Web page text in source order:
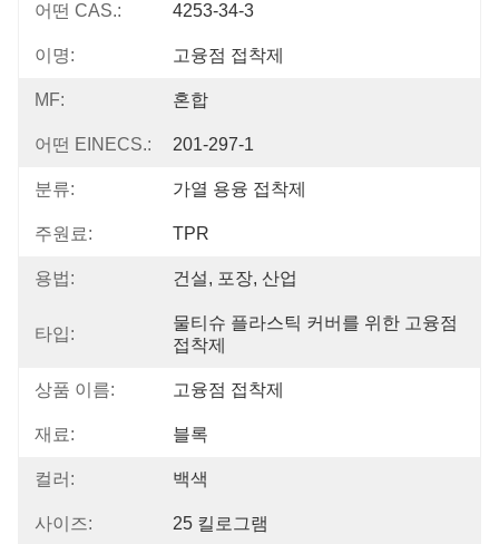
어떤 CAS.: 4253-34-3
이명: 고융점 접착제
MF: 혼합
어떤 EINECS.: 201-297-1
분류: 가열 용융 접착제
주원료: TPR
용법: 건설, 포장, 산업
타입:
물티슈 플라스틱 커버를 위한 고융점
접착제
상품 이름: 고융점 접착제
재료: 블록
컬러: 백색
사이즈: 25 킬로그램